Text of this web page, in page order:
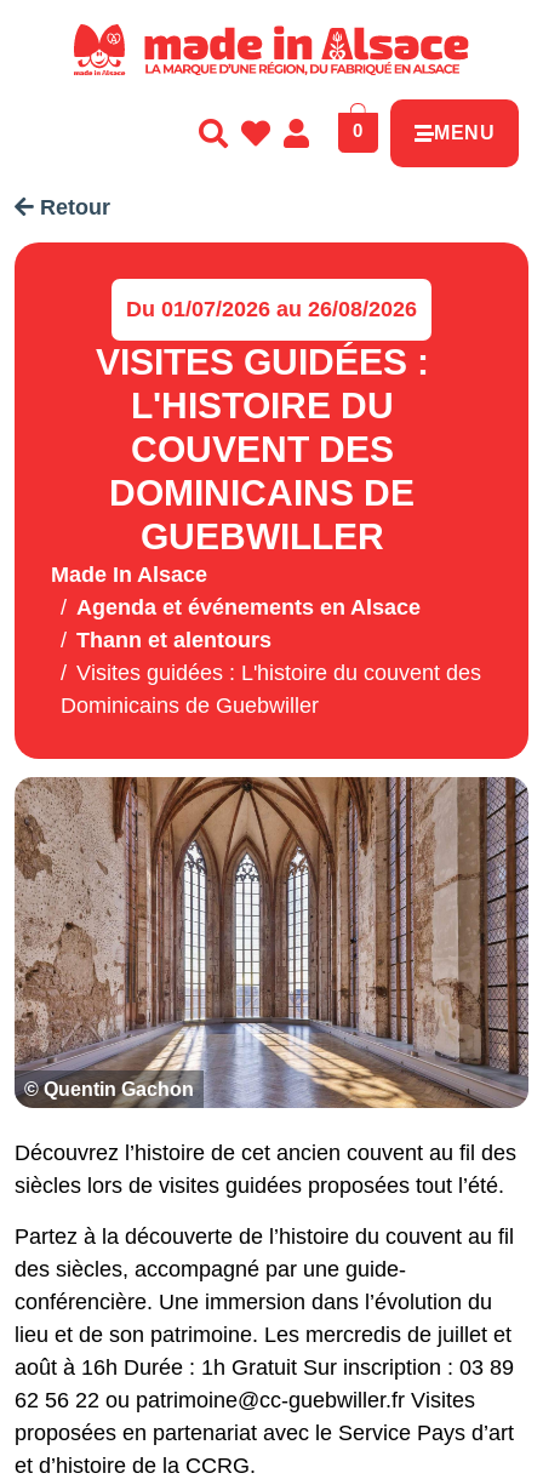
0 MENU
Retour
Du 01/07/2026 au 26/08/2026
VISITES GUIDÉES :
L'HISTOIRE DU
COUVENT DES
DOMINICAINS DE
GUEBWILLER
Made In Alsace
Agenda et événements en Alsace
Thann et alentours
Visites guidées : L'histoire du couvent des
Dominicains de Guebwiller
© Quentin Gachon
Découvrez l’histoire de cet ancien couvent au fil des
siècles lors de visites guidées proposées tout l’été.
Partez à la découverte de l’histoire du couvent au fil
des siècles, accompagné par une guide-
conférencière. Une immersion dans l’évolution du
lieu et de son patrimoine. Les mercredis de juillet et
août à 16h Durée : 1h Gratuit Sur inscription : 03 89
62 56 22 ou patrimoine@cc-guebwiller.fr Visites
proposées en partenariat avec le Service Pays d’art
et d’histoire de la CCRG.